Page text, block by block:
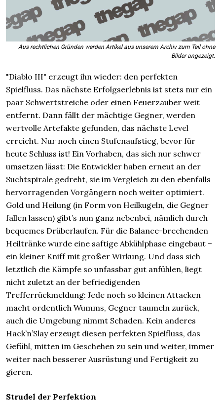
Aus rechtlichen Gründen werden Artikel aus unserem Archiv zum Teil ohne
Bilder angezeigt.
"Diablo III" erzeugt ihn wieder: den perfekten
Spielfluss. Das nächste Erfolgserlebnis ist stets nur ein
paar Schwertstreiche oder einen Feuerzauber weit
entfernt. Dann fällt der mächtige Gegner, werden
wertvolle Artefakte gefunden, das nächste Level
erreicht. Nur noch einen Stufenaufstieg, bevor für
heute Schluss ist! Ein Vorhaben, das sich nur schwer
umsetzen lässt: Die Entwickler haben erneut an der
Suchtspirale gedreht, sie im Vergleich zu den ebenfalls
hervorragenden Vorgängern noch weiter optimiert.
Gold und Heilung (in Form von Heilkugeln, die Gegner
fallen lassen) gibt’s nun ganz nebenbei, nämlich durch
bequemes Drüberlaufen. Für die Balance-brechenden
Heiltränke wurde eine saftige Abkühlphase eingebaut –
ein kleiner Kniff mit großer Wirkung. Und dass sich
letztlich die Kämpfe so unfassbar gut anfühlen, liegt
nicht zuletzt an der befriedigenden
Trefferrückmeldung: Jede noch so kleinen Attacken
macht ordentlich Wumms, Gegner taumeln zurück,
auch die Umgebung nimmt Schaden. Kein anderes
Hack’n’Slay erzeugt diesen perfekten Spielfluss, das
Gefühl, mitten im Geschehen zu sein und weiter, immer
weiter nach besserer Ausrüstung und Fertigkeit zu
gieren.
Strudel der Perfektion